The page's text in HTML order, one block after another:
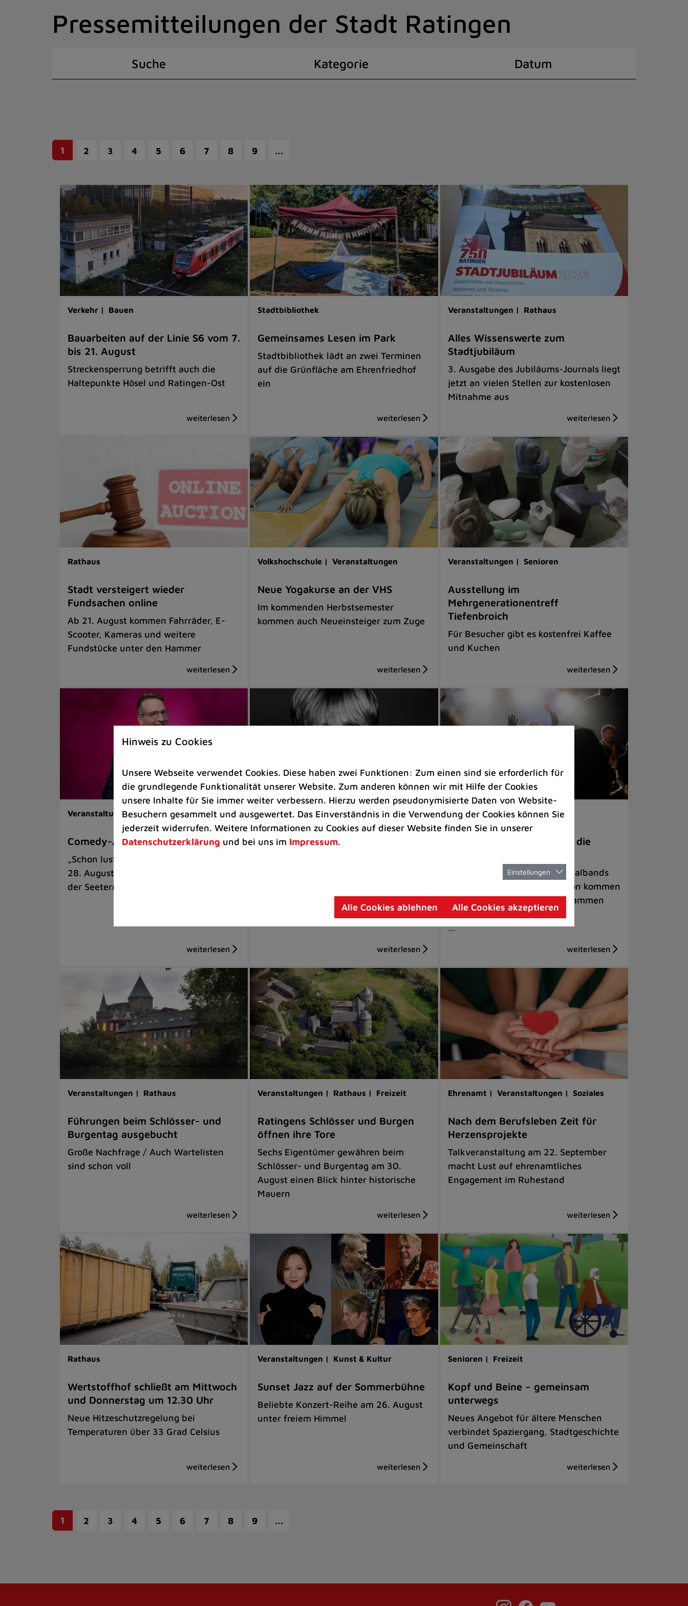
Pressemitteilungen der Stadt Ratingen
Suche Kategorie Datum
1 2 3 4 5 6 7 8 9 …
Verkehr | Bauen
Bauarbeiten auf der Linie S6 vom 7.
bis 21. August
Streckensperrung betrifft auch die
Haltepunkte Hösel und Ratingen-Ost
Stadtbibliothek
Gemeinsames Lesen im Park
Stadtbibliothek lädt an zwei Terminen
auf die Grünfläche am Ehrenfriedhof
ein
Veranstaltungen | Rathaus
Alles Wissenswerte zum
Stadtjubiläum
3. Ausgabe des Jubiläums-Journals liegt
jetzt an vielen Stellen zur kostenlosen
Mitnahme aus
Rathaus
Stadt versteigert wieder
Fundsachen online
Ab 21. August kommen Fahrräder, E-
Scooter, Kameras und weitere
Fundstücke unter den Hammer
Volkshochschule | Veranstaltungen
Neue Yogakurse an der VHS
Im kommenden Herbstsemester
kommen auch Neueinsteiger zum Zuge
Veranstaltungen | Senioren
Ausstellung im
Mehrgenerationentreff
Tiefenbroich
Für Besucher gibt es kostenfrei Kaffee
und Kuchen
Veranstaltungen | Kunst & Kultur
Comedy-Abend mit Benni Stark
„Schon lustig, wenn’s witzig ist!“ am
28. August auf der Sommerbühne an
der Seeterrasse
Veranstaltungen
Kultkicker Ansgar Brinkmann
Veranstaltungen
„Manege Madness“ bringt die
Internationale Rock- und Metalbands
und starke Acts aus der Region kommen
am 17. Oktober in Lintorf zusammen
…
Veranstaltungen | Rathaus
Führungen beim Schlösser- und
Burgentag ausgebucht
Große Nachfrage / Auch Wartelisten
sind schon voll
Veranstaltungen | Rathaus | Freizeit
Ratingens Schlösser und Burgen
öffnen ihre Tore
Sechs Eigentümer gewähren beim
Schlösser- und Burgentag am 30.
August einen Blick hinter historische
Mauern
Ehrenamt | Veranstaltungen | Soziales
Nach dem Berufsleben Zeit für
Herzensprojekte
Talkveranstaltung am 22. September
macht Lust auf ehrenamtliches
Engagement im Ruhestand
Rathaus
Wertstoffhof schließt am Mittwoch
und Donnerstag um 12.30 Uhr
Neue Hitzeschutzregelung bei
Temperaturen über 33 Grad Celsius
Veranstaltungen | Kunst & Kultur
Sunset Jazz auf der Sommerbühne
Beliebte Konzert-Reihe am 26. August
unter freiem Himmel
Senioren | Freizeit
Kopf und Beine – gemeinsam
unterwegs
Neues Angebot für ältere Menschen
verbindet Spaziergang, Stadtgeschichte
und Gemeinschaft
1 2 3 4 5 6 7 8 9 …
Hinweis zu Cookies
Unsere Webseite verwendet Cookies. Diese haben zwei Funktionen: Zum einen sind sie erforderlich für
die grundlegende Funktionalität unserer Website. Zum anderen können wir mit Hilfe der Cookies
unsere Inhalte für Sie immer weiter verbessern. Hierzu werden pseudonymisierte Daten von Website-
Besuchern gesammelt und ausgewertet. Das Einverständnis in die Verwendung der Cookies können Sie
jederzeit widerrufen. Weitere Informationen zu Cookies auf dieser Website finden Sie in unserer
Datenschutzerklärung und bei uns im Impressum.
Einstellungen
Alle Cookies ablehnen Alle Cookies akzeptieren